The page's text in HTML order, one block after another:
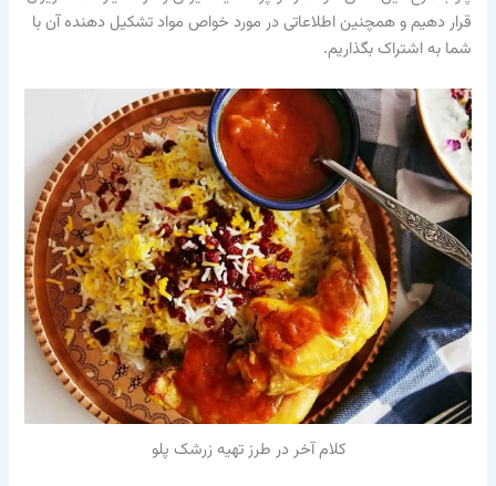
قرار دهیم و همچنین اطلاعاتی در مورد خواص مواد تشکیل‌ دهنده آن با
شما به اشتراک بگذاریم.
کلام آخر در طرز تهیه زرشک پلو